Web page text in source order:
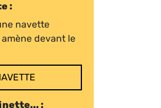
:
navette
devant le
: